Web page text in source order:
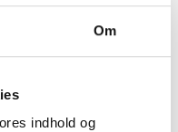
Om
indhold og
PALLIETKJOLE
FRA CULTURE
Du sparer: 599,97DKK